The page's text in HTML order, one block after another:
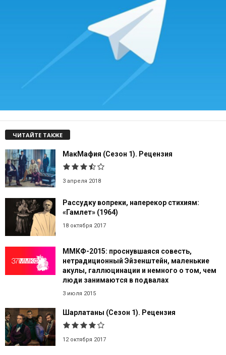
ЧИТАЙТЕ ТАКЖЕ
МакМафия (Сезон 1). Рецензия
3 апреля 2018
Рассудку вопреки, наперекор стихиям:
«Гамлет» (1964)
18 октября 2017
ММКФ-2015: проснувшаяся совесть,
нетрадиционный Эйзенштейн, маленькие
акулы, галлюцинации и немного о том, чем
люди занимаются в подвалах
3 июля 2015
Шарлатаны (Сезон 1). Рецензия
12 октября 2017